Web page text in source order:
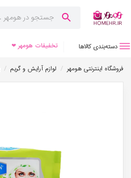
دسته‌بندی کالاها تخفیفات هومهر ❤
فروشگاه اینترنتی هومهر / لوازم آرایش و گریم /